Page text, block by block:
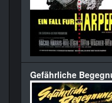
Gefährliche